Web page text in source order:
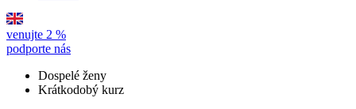
venujte 2 %
podporte nás
Dospelé ženy
Krátkodobý kurz